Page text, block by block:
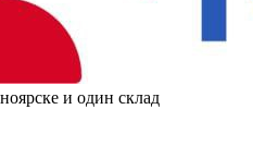
и один склад